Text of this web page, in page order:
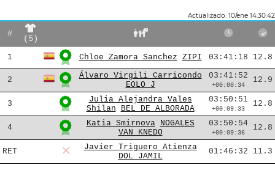
Actualizado: 10/ene 14:30:42
# (5)
1 Chloe Zamora Sanchez ZIPI 03:41:18 12.8
2
Álvaro Virgili Carricondo
EOLO J
03:41:52
+00:00:34
12.9
3
Julia Alejandra Vales
Shilan
BEL DE ALBORADA
03:50:51
+00:09:33
12.8
4 Katia Smirnova
NOGALES
VAN KNEDO
03:50:54
+00:09:36
12.8
RET
Javier Triguero Atienza
DOL JAMIL
01:46:32 11.3